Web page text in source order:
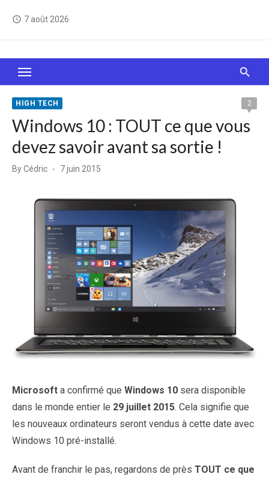
access_time 7 août 2026
Le Web, c'est comme une boîte de chocolats… On
sait jamais sur quoi on va tomber !
HIGH TECH 2
Windows 10 : TOUT ce que vous
devez savoir avant sa sortie !
ByCédric
Posted
7 juin 2015
Microsoft a confirmé que Windows 10 sera disponible
dans le monde entier le 29 juillet 2015. Cela signifie que
les nouveaux ordinateurs seront vendus à cette date avec
Windows 10 pré-installé.
Avant de franchir le pas, regardons de près TOUT ce que